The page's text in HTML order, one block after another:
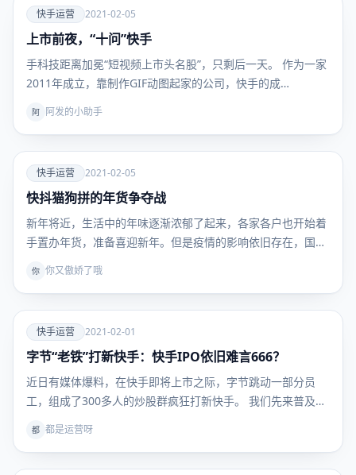
爱
快手运
营
快手运营 2021-02-05
上市前夜，“十问”快手
手科技距离加冕“短视频上市头名股”，只剩后一天。 作为一家
2011年成立，靠制作GIF动图起家的公司，快手的成…
阿 阿发的小助手
爱
快手运
营
快手运营 2021-02-05
快抖猫狗拼的年货争夺战
新年将近，生活中的年味逐渐浓郁了起来，各家各户也开始着
手置办年货，准备喜迎新年。但是疫情的影响依旧存在，国家
你 你又傲娇了哦
爱
快手运
营
快手运营 2021-02-01
字节“老铁”打新快手：快手IPO依旧难言666？
近日有媒体爆料，在快手即将上市之际，字节跳动一部分员
工，组成了300多人的炒股群疯狂打新快手。 我们先来普及
都 都是运营呀